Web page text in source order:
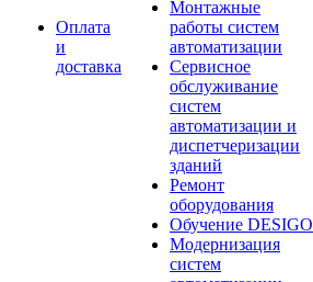
Оплата
и
доставка
Монтажные
работы систем
автоматизации
Сервисное
обслуживание
систем
автоматизации и
диспетчеризации
зданий
Ремонт
оборудования
Обучение DESIGO
Модернизация
систем